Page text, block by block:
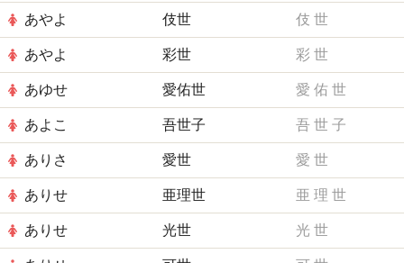
あやよ 伎世 伎 世
あやよ 彩世 彩 世
あゆせ 愛佑世 愛 佑 世
あよこ 吾世子 吾 世 子
ありさ 愛世 愛 世
ありせ 亜理世 亜 理 世
ありせ 光世 光 世